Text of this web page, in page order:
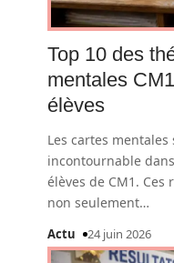
Top 10 des
mentales
élèves
Les cartes
incontournable
élèves de CM1.
non seulement…
Actu 24 juin 2026